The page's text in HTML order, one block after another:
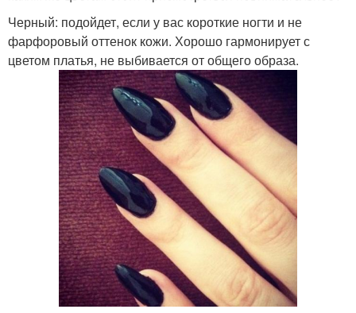
Черный: подойдет, если у вас короткие ногти и не
фарфоровый оттенок кожи. Хорошо гармонирует с
цветом платья, не выбивается от общего образа.